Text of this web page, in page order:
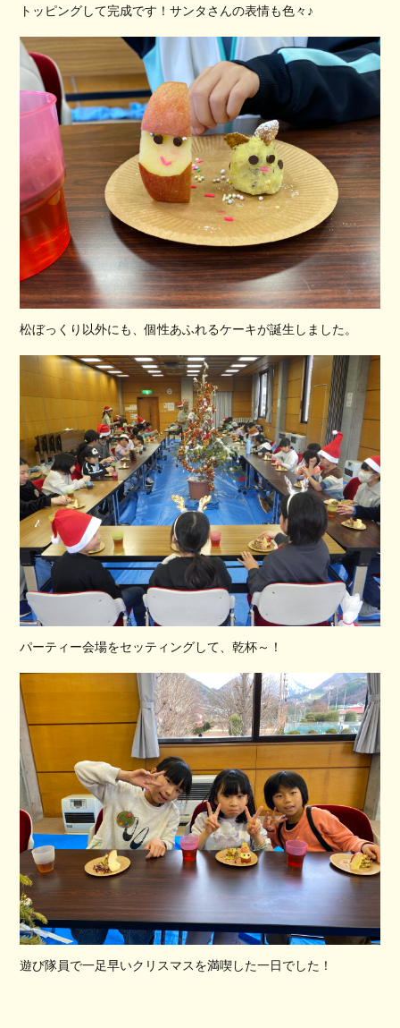
トッピングして完成です！サンタさんの表情も色々♪
松ぼっくり以外にも、個性あふれるケーキが誕生しました。
パーティー会場をセッティングして、乾杯～！
遊び隊員で一足早いクリスマスを満喫した一日でした！